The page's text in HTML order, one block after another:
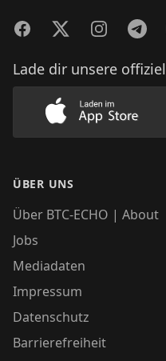
FacebookTwitterInstagram
Lade dir unsere
Lade
ÜBER UNS
Über BTC-ECHO | About
Jobs
Mediadaten
Impressum
Datenschutz
Barrierefreiheit